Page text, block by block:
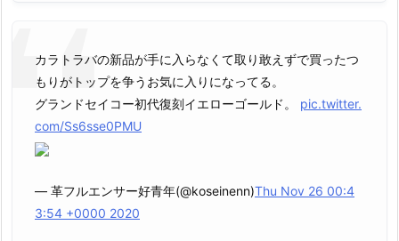
カラトラバの新品が手に入らなくて取り敢えずで買ったつ
もりがトップを争うお気に入りになってる。
グランドセイコー初代復刻イエローゴールド。 pic.twitter.
com/Ss6sse0PMU
— 革フルエンサー好青年(@koseinenn)Thu Nov 26 00:4
3:54 +0000 2020